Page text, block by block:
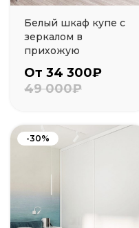
Белый шкаф купе с
зеркалом в
прихожую
От 34 300₽
49 000₽
-30%